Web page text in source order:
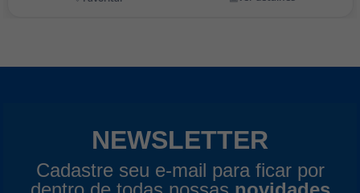
NEWSLETTER
Cadastre seu e-mail para ficar por